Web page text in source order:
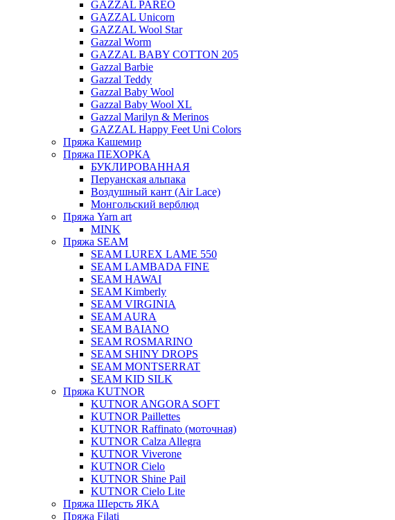
GAZZAL PAREO
GAZZAL Unicorn
GAZZAL Wool Star
Gazzal Worm
GAZZAL BABY COTTON 205
Gazzal Barbie
Gazzal Teddy
Gazzal Baby Wool
Gazzal Baby Wool XL
Gazzal Marilyn & Merinos
GAZZAL Happy Feet Uni Colors
Пряжа Кашемир
Пряжа ПЕХОРКА
БУКЛИРОВАННАЯ
Перуанская альпака
Воздушный кант (Air Lace)
Монгольский верблюд
Пряжа Yarn art
MINK
Пряжа SEAM
SEAM LUREX LAME 550
SEAM LAMBADA FINE
SEAM HAWAI
SEAM Kimberly
SEAM VIRGINIA
SEAM AURA
SEAM BAIANO
SEAM ROSMARINO
SEAM SHINY DROPS
SEAM MONTSERRAT
SEAM KID SILK
Пряжа KUTNOR
KUTNOR ANGORA SOFT
KUTNOR Paillettes
KUTNOR Raffinato (моточная)
KUTNOR Calza Allegra
KUTNOR Viverone
KUTNOR Cielo
KUTNOR Shine Pail
KUTNOR Cielo Lite
Пряжа Шерсть ЯКА
Пряжа Filati